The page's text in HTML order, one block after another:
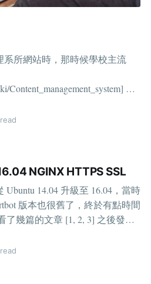
所網站時，那時候學校主流
Content_management_system] 使
apache2 移轉使用 NGINX 做了些
做個筆記。剛好公司的官網也
- How To Install Linux,
stack) in Ubuntu 16.04
NGINX HTTPS SSL
14.04 升級至 16.04，當時
版本也很舊了，終於有點時間
已經可以透過 PPA 來安裝。